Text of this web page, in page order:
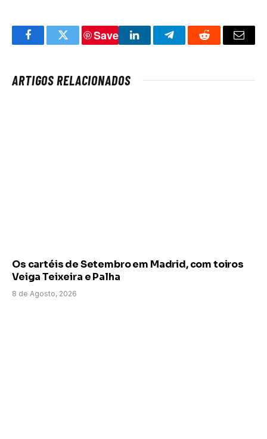
FacebookTwitter
Save
LinkedInTelegramReddit Email
ARTIGOS RELACIONADOS
Os cartéis de Setembro em Madrid, com toiros
Veiga Teixeira e Palha
8 de Agosto, 2026